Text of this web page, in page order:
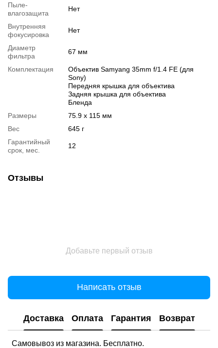
Пыле-
влагозащита
Нет
Внутренняя
фокусировка
Нет
Диаметр
фильтра
67 мм
Комплектация
Объектив Samyang 35mm f/1.4 FE (для
Sony)
Передняя крышка для объектива
Задняя крышка для объектива
Бленда
Размеры
75.9 x 115 мм
Вес
645 г
Гарантийный
срок, мес.
12
Отзывы
Добавьте первый отзыв
Написать отзыв
Доставка Оплата Гарантия Возврат
Самовывоз из магазина. Бесплатно.